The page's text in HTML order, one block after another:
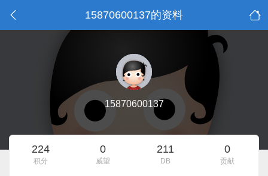
15870600137的资料
15870600137
224
积分
0
威望
211
DB
0
贡献